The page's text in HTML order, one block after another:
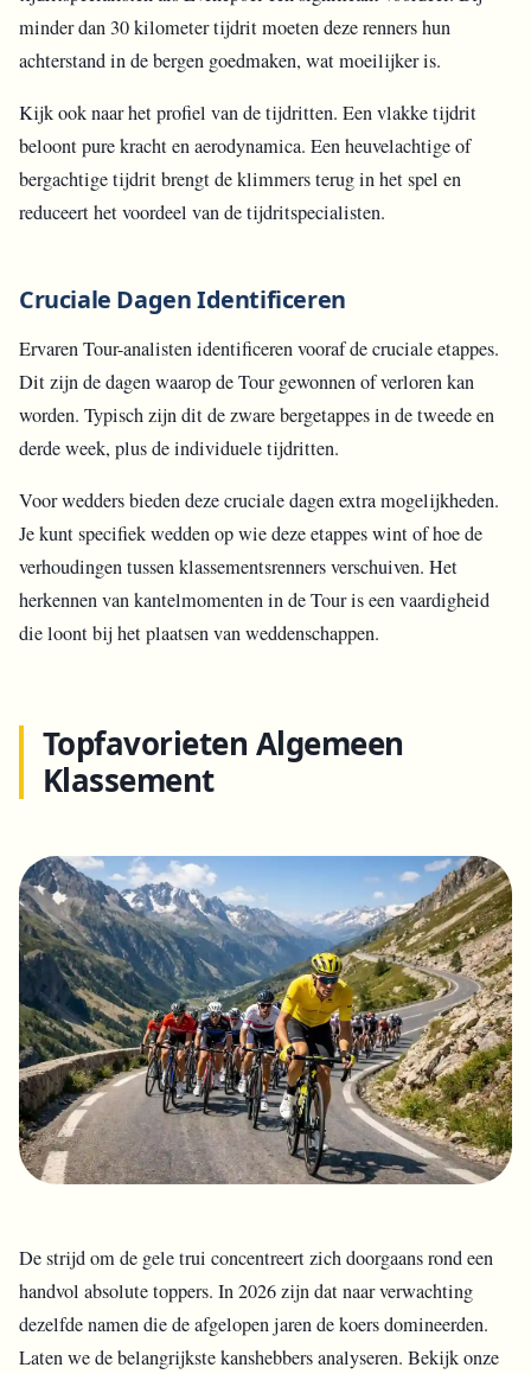
minder dan 30 kilometer tijdrit moeten deze renners hun
achterstand in de bergen goedmaken, wat moeilijker is.
Kijk ook naar het profiel van de tijdritten. Een vlakke tijdrit
beloont pure kracht en aerodynamica. Een heuvelachtige of
bergachtige tijdrit brengt de klimmers terug in het spel en
reduceert het voordeel van de tijdritspecialisten.
Cruciale Dagen Identificeren
Ervaren Tour-analisten identificeren vooraf de cruciale etappes.
Dit zijn de dagen waarop de Tour gewonnen of verloren kan
worden. Typisch zijn dit de zware bergetappes in de tweede en
derde week, plus de individuele tijdritten.
Voor wedders bieden deze cruciale dagen extra mogelijkheden.
Je kunt specifiek wedden op wie deze etappes wint of hoe de
verhoudingen tussen klassementsrenners verschuiven. Het
herkennen van kantelmomenten in de Tour is een vaardigheid
die loont bij het plaatsen van weddenschappen.
Topfavorieten Algemeen
Klassement
De strijd om de gele trui concentreert zich doorgaans rond een
handvol absolute toppers. In 2026 zijn dat naar verwachting
dezelfde namen die de afgelopen jaren de koers domineerden.
Laten we de belangrijkste kanshebbers analyseren. Bekijk onze